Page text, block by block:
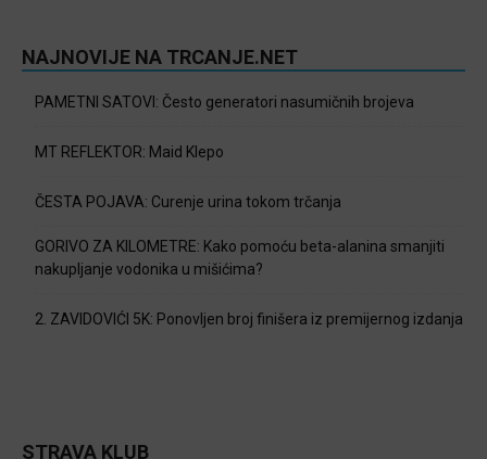
NAJNOVIJE NA TRCANJE.NET
PAMETNI SATOVI: Često generatori nasumičnih brojeva
MT REFLEKTOR: Maid Klepo
ČESTA POJAVA: Curenje urina tokom trčanja
GORIVO ZA KILOMETRE: Kako pomoću beta-alanina smanjiti
nakupljanje vodonika u mišićima?
2. ZAVIDOVIĆI 5K: Ponovljen broj finišera iz premijernog izdanja
STRAVA KLUB